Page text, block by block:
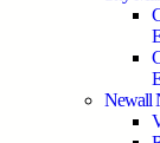
Newall